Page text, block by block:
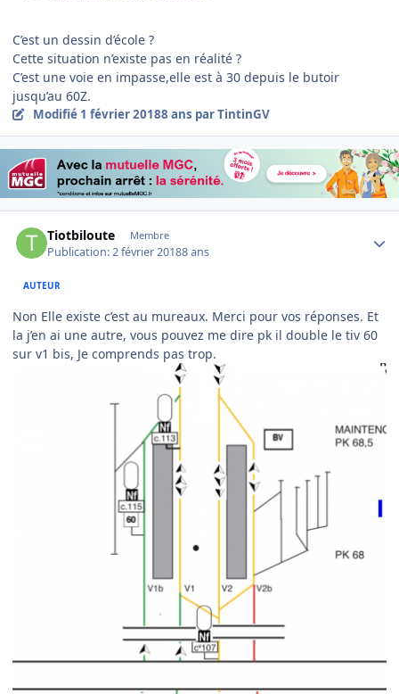
C’est un dessin d’école ?
Cette situation n’existe pas en réalité ?
C’est une voie en impasse,elle est à 30 depuis le butoir
jusqu’au 60Z.
Modifié 1 février 20188 ans par TintinGV
Tiotbiloute Membre
Publication:2 février 20188 ans
AUTEUR
Non Elle existe c’est au mureaux. Merci pour vos réponses. Et
la j’en ai une autre, vous pouvez me dire pk il double le tiv 60
sur v1 bis, Je comprends pas trop.